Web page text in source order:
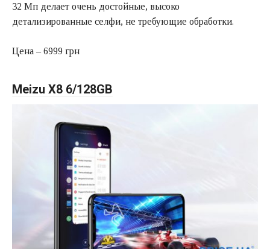
32 Мп делает очень достойные, высоко
детализированные селфи, не требующие обработки.
Цена – 6999 грн
Meizu X8 6/128GB